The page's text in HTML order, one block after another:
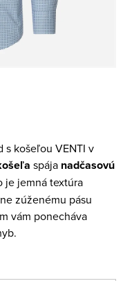
s košeľou VENTI v
spája nadčasovú
je jemná textúra
zúženému pásu
vám ponecháva